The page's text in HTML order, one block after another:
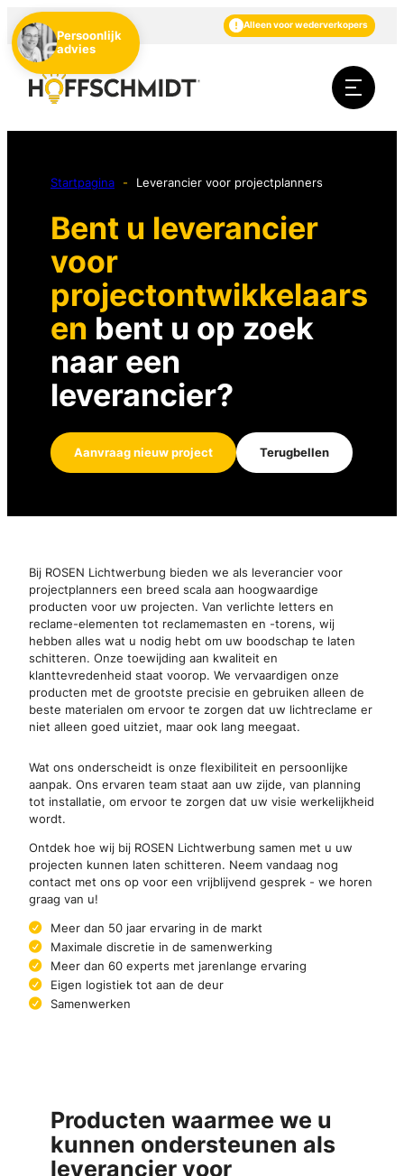
NL DE Alleen voor wederverkopers
Startpagina - Leverancier voor projectplanners
Bent u leverancier
voor
projectontwikkelaars
en bent u op zoek
naar een
leverancier?
Aanvraag nieuw project Terugbellen
Bij ROSEN Lichtwerbung bieden we als leverancier voor
projectplanners een breed scala aan hoogwaardige
producten voor uw projecten. Van verlichte letters en
reclame-elementen tot reclamemasten en -torens, wij
hebben alles wat u nodig hebt om uw boodschap te laten
schitteren. Onze toewijding aan kwaliteit en
klanttevredenheid staat voorop. We vervaardigen onze
producten met de grootste precisie en gebruiken alleen de
beste materialen om ervoor te zorgen dat uw lichtreclame er
niet alleen goed uitziet, maar ook lang meegaat.
Wat ons onderscheidt is onze flexibiliteit en persoonlijke
aanpak. Ons ervaren team staat aan uw zijde, van planning
tot installatie, om ervoor te zorgen dat uw visie werkelijkheid
wordt.
Ontdek hoe wij bij ROSEN Lichtwerbung samen met u uw
projecten kunnen laten schitteren. Neem vandaag nog
contact met ons op voor een vrijblijvend gesprek - we horen
graag van u!
Meer dan 50 jaar ervaring in de markt
Maximale discretie in de samenwerking
Meer dan 60 experts met jarenlange ervaring
Eigen logistiek tot aan de deur
Samenwerken
Producten waarmee we u
kunnen ondersteunen als
leverancier voor
Persoonlijk
advies